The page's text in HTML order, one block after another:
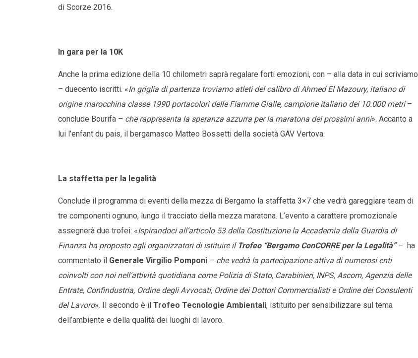
di Scorze 2016.
In gara per la 10K
Anche la prima edizione della 10 chilometri saprà regalare forti emozioni, con – alla data in cui scriviamo
– duecento iscritti. «In griglia di partenza troviamo atleti del calibro di Ahmed El Mazoury, italiano di
origine marocchina classe 1990 portacolori delle Fiamme Gialle, campione italiano dei 10.000 metri–
conclude Bourifa – che rappresenta la speranza azzurra per la maratona dei prossimi anni». Accanto a
lui l’enfant du pais, il bergamasco Matteo Bossetti della società GAV Vertova.
La staffetta per la legalità
Conclude il programma di eventi della mezza di Bergamo la staffetta 3×7 che vedrà gareggiare team di
tre componenti ognuno, lungo il tracciato della mezza maratona. L’evento a carattere promozionale
assegnerà due trofei: «Ispirandoci all’articolo 53 della Costituzione la Accademia della Guardia di
Finanza ha proposto agli organizzatori di istituire il Trofeo “Bergamo ConCORRE per la Legalità”– ha
commentato il Generale Virgilio Pomponi – che vedrà la partecipazione attiva di numerosi enti
coinvolti con noi nell’attività quotidiana come Polizia di Stato, Carabinieri, INPS, Ascom, Agenzia delle
Entrate, Confindustria, Ordine degli Avvocati, Ordine dei Dottori Commercialisti e Ordine dei Consulenti
del Lavoro». Il secondo è il Trofeo Tecnologie Ambientali, istituito per sensibilizzare sul tema
dell’ambiente e della qualità dei luoghi di lavoro.